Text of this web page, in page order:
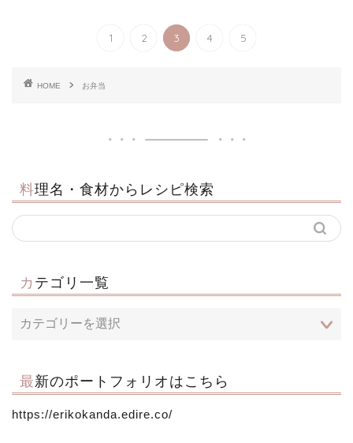
1 2 3 4 5
HOME お弁当
料理名・食材からレシピ検索
カテゴリ一覧
最新のポートフォリオはこちら
https://erikokanda.edire.co/